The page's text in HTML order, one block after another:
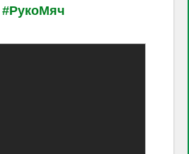
#РукоМяч